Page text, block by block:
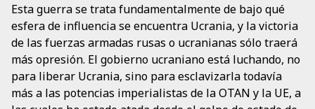
Esta guerra se trata fundamentalmente de bajo qué
esfera de influencia se encuentra Ucrania, y la victoria
de las fuerzas armadas rusas o ucranianas sólo traerá
más opresión. El gobierno ucraniano está luchando, no
para liberar Ucrania, sino para esclavizarla todavía
más a las potencias imperialistas de la OTAN y la UE, a